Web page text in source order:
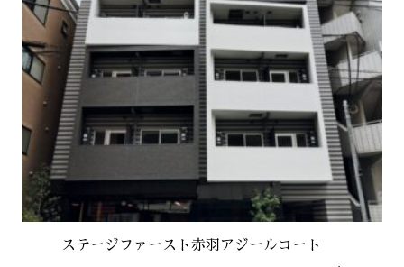
ステージファースト赤羽アジールコート